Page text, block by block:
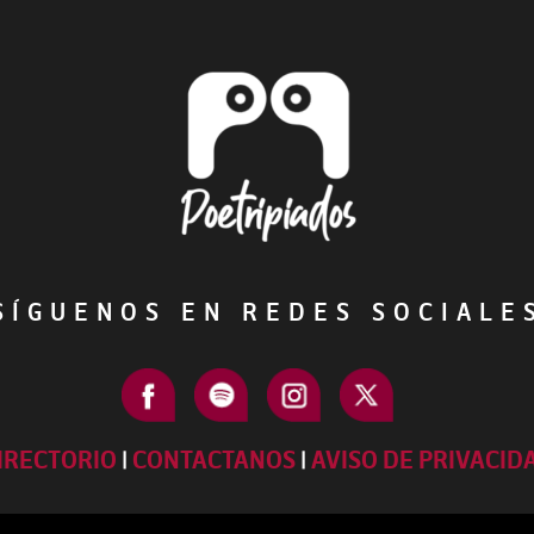
EN REDES
| CONTACTANOS| AVISO DE